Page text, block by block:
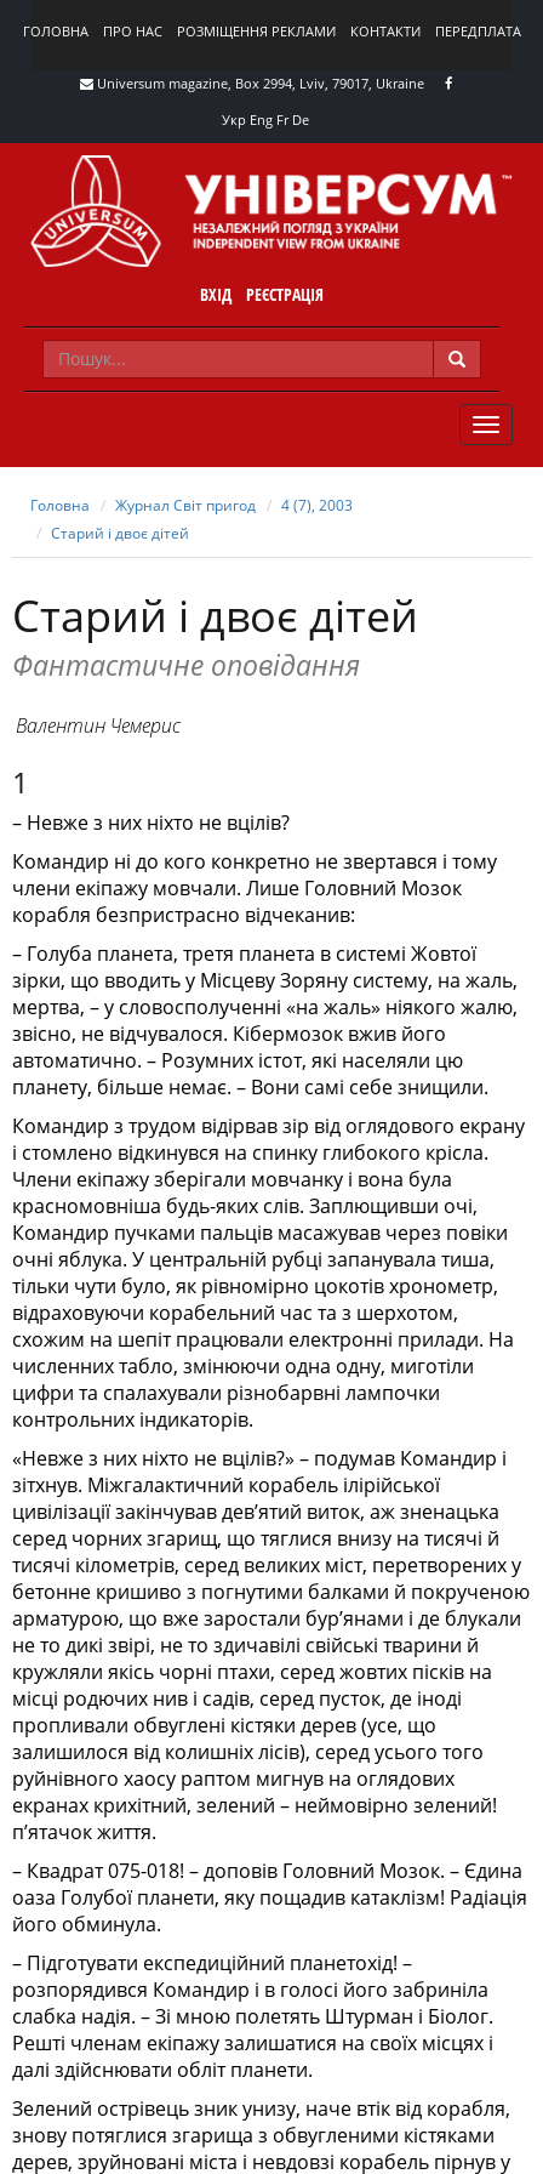
ГОЛОВНА ПРО НАС РОЗМІЩЕННЯ РЕКЛАМИ КОНТАКТИ ПЕРЕДПЛАТА
Universum magazine, Box 2994, Lviv, 79017, Ukraine
Укр Eng Fr De
ВХІД РЕЄСТРАЦІЯ
TOGGLE
Головна Журнал Світ пригод
4 (7), 2003
Старий і двоє дітей
Старий і двоє дітей
Фантастичне оповідання
Валентин Чемерис
1
– Невже з них ніхто не вцілів?
Командир ні до кого конкретно не звертався і тому
члени екіпажу мовчали. Лише Головний Мозок
корабля безпристрасно відчеканив:
– Голуба планета, третя планета в системі Жовтої
зірки, що вводить у Місцеву Зоряну систему, на жаль,
мертва, – у словосполученні «на жаль» ніякого жалю,
звісно, не відчувалося. Кібермозок вжив його
автоматично. – Розумних істот, які населяли цю
планету, більше немає. – Вони самі себе знищили.
Командир з трудом відірвав зір від оглядового екрану
і стомлено відкинувся на спинку глибокого крісла.
Члени екіпажу зберігали мовчанку і вона була
красномовніша будь-яких слів. Заплющивши очі,
Командир пучками пальців масажував через повіки
очні яблука. У центральній рубці запанувала тиша,
тільки чути було, як рівномірно цокотів хронометр,
відраховуючи корабельний час та з шерхотом,
схожим на шепіт працювали електронні прилади. На
численних табло, змінюючи одна одну, миготіли
цифри та спалахували різнобарвні лампочки
контрольних індикаторів.
«Невже з них ніхто не вцілів?» – подумав Командир і
зітхнув. Міжгалактичний корабель ілірійської
цивілізації закінчував дев’ятий виток, аж зненацька
серед чорних згарищ, що тяглися внизу на тисячі й
тисячі кілометрів, серед великих міст, перетворених у
бетонне кришиво з погнутими балками й покрученою
арматурою, що вже заростали бур’янами і де блукали
не то дикі звірі, не то здичавілі свійські тварини й
кружляли якісь чорні птахи, серед жовтих пісків на
місці родючих нив і садів, серед пусток, де іноді
пропливали обвуглені кістяки дерев (усе, що
залишилося від колишніх лісів), серед усього того
руйнівного хаосу раптом мигнув на оглядових
екранах крихітний, зелений – неймовірно зелений!
п’ятачок життя.
– Квадрат 075-018! – доповів Головний Мозок. – Єдина
оаза Голубої планети, яку пощадив катаклізм! Радіація
його обминула.
– Підготувати експедиційний планетохід! –
розпорядився Командир і в голосі його забриніла
слабка надія. – Зі мною полетять Штурман і Біолог.
Решті членам екіпажу залишатися на своїх місцях і
далі здійснювати обліт планети.
Зелений острівець зник унизу, наче втік від корабля,
знову потяглися згарища з обвугленими кістяками
дерев, зруйновані міста і невдовзі корабель пірнув у